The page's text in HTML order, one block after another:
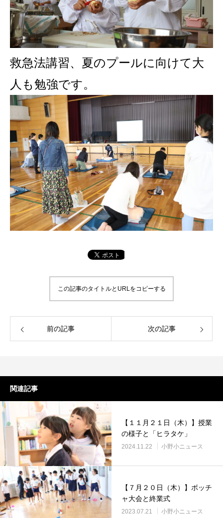
救急法講習、 夏のプールに向けて大
人も勉強です。
この記事のタイトルとURLをコピーする
前の記事 次の記事
関連記事
【１１月２１日（木）】授業
の様子と「ヒラタケ」
2024.11.22 小野小ニュース
【７月２０日（木）】ボッチ
ャ大会と終業式
2023.07.21 小野小ニュース